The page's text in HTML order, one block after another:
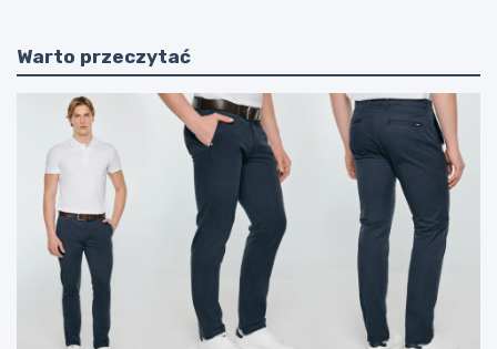
Warto przeczytać